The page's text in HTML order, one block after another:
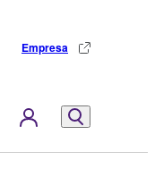
Empresa